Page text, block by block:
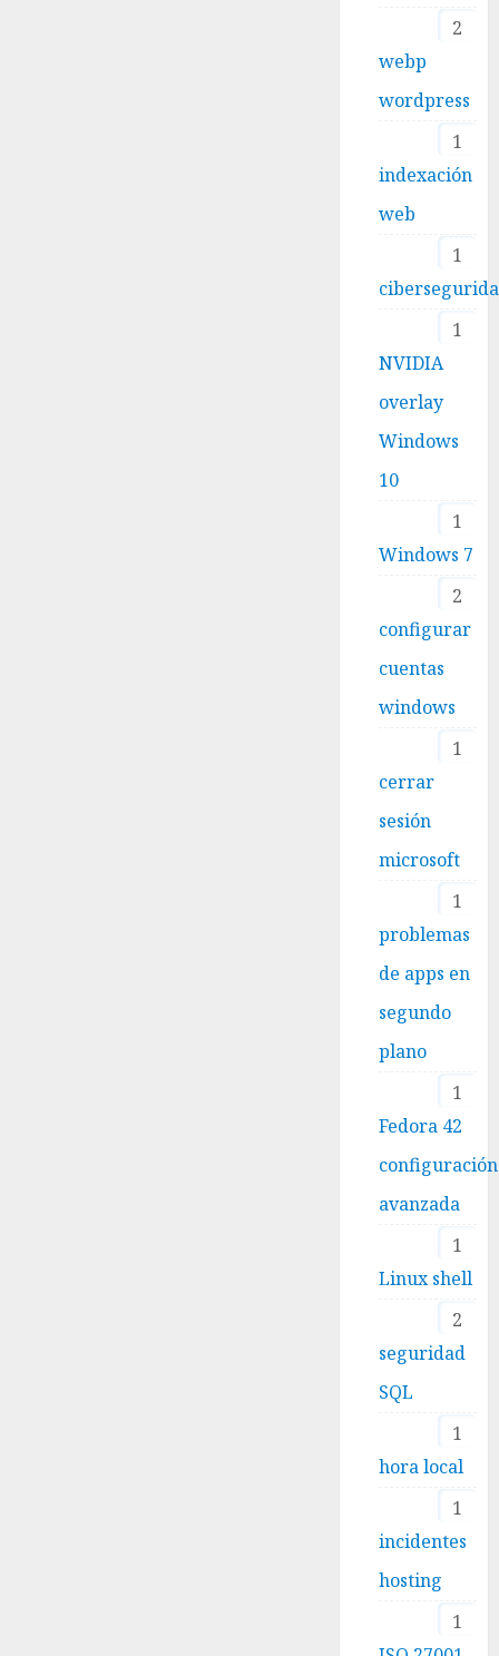
2
webp
wordpress
1
indexación
web
1
1
NVIDIA
overlay
Windows
10
1
Windows 7
2
configurar
cuentas
windows
1
cerrar
sesión
microsoft
1
problemas
de apps en
segundo
plano
1
Fedora 42
configuración
avanzada
1
Linux shell
2
seguridad
SQL
1
hora local
1
incidentes
hosting
1